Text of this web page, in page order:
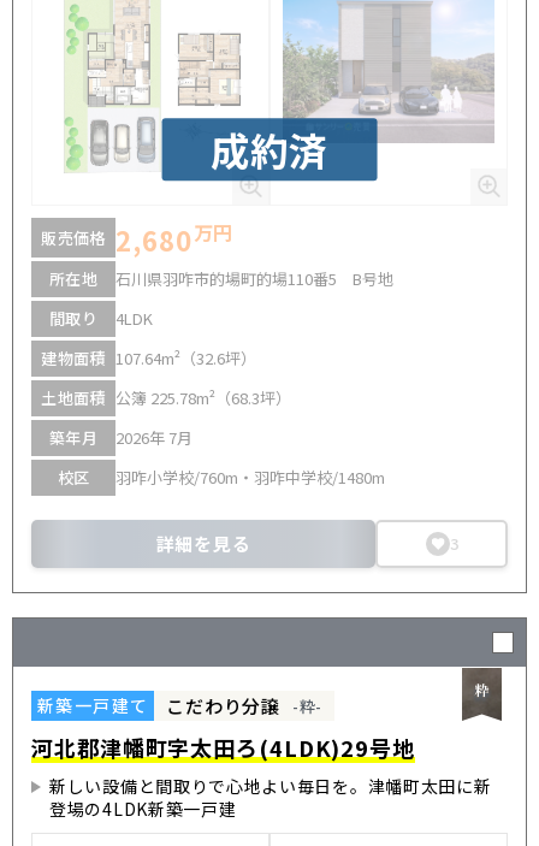
成約済
販売価格 2,680万円
所在地
石川県羽咋市的場町的場110番5 B号地
間取り
4LDK
建物面積 107.64m²（32.6坪）
土地面積 公簿 225.78m²（68.3坪）
築年月
2026年 7月
校区
羽咋小学校/760m・羽咋中学校/1480m
詳細を見る 3
新築一戸建て こだわり分譲 -粋-
河北郡津幡町字太田ろ(4LDK)29号地
新しい設備と間取りで心地よい毎日を。津幡町太田に新
登場の4LDK新築一戸建